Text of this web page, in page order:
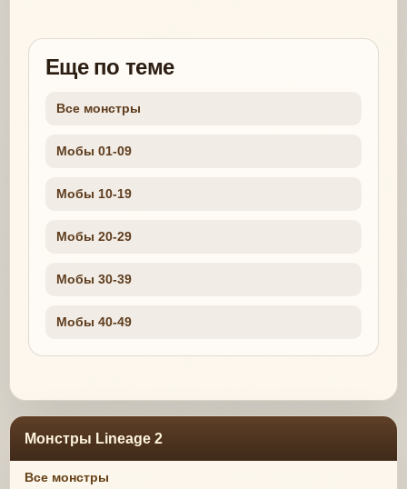
Еще по теме
Все монстры
Мобы 01-09
Мобы 10-19
Мобы 20-29
Мобы 30-39
Мобы 40-49
Монстры Lineage 2
Все монстры